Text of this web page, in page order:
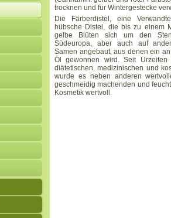
trocknen und für Wintergestecke
Die Färberdistel, eine
hübsche Distel, die bis zu einem
gelbe Blüten sich um den
Südeuropa, aber auch auf
Samen angebaut, aus denen ein
Öl gewonnen wird. Seit
diätetischen, medizinischen und
wurde es neben anderen
geschmeidig machenden und
Kosmetik wertvoll.